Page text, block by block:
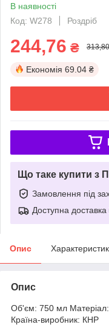
В наявності
Код: W278
Роздріб
244,76 ₴
Економія 69.04 ₴
Що таке купити з
Замовлення під
Доступна доставка
Опис
Опис
Об'єм: 750 мл Матеріал:
Країна-виробник: КНР